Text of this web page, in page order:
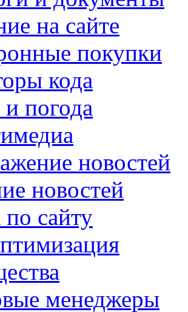
на сайте
покупки
кода
погода
новостей
новостей
сайту
менеджеры